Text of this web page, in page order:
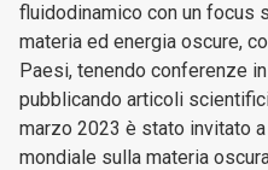
fluidodinamico con un focus
materia ed energia oscure,
Paesi, tenendo conferenze
pubblicando articoli
marzo 2023 è stato invitato
mondiale sulla materia